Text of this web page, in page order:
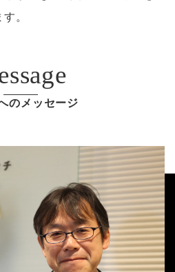
。
のメッセージ